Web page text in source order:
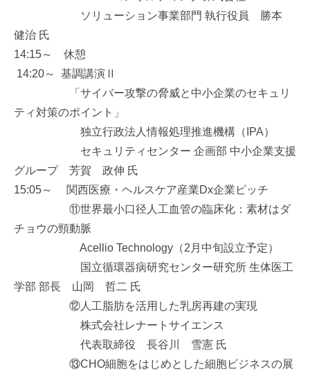
ソリューション事業部門 執行役員 勝本
健治 氏
14:15～ 休憩
14:20～ 基調講演Ⅱ
「サイバー攻撃の脅威と中小企業のセキュリ
ティ対策のポイント」
独立行政法人情報処理推進機構（IPA）
セキュリティセンター 企画部 中小企業支援
グループ 芳賀 政伸 氏
15:05～ 関西医療・ヘルスケア産業Dx企業ピッチ
⑪世界最小口径人工血管の臨床化：素材はダ
チョウの頸動脈
Acellio Technology（2月中旬設立予定）
国立循環器病研究センター研究所 生体医工
学部 部長 山岡 哲二 氏
⑫人工脂肪を活用した乳房再建の実現
株式会社レナートサイエンス
代表取締役 長谷川 雪憲 氏
⑬CHO細胞をはじめとした細胞ビジネスの展